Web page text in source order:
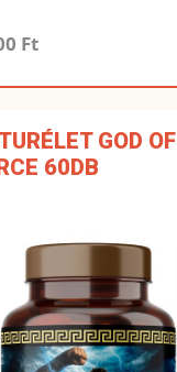
Ft
GOD OF
60DB